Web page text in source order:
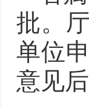
批。
单位
意见